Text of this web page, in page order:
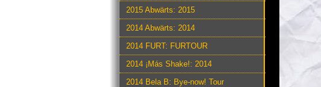
2015 Abwärts: 2015
2014 Abwärts: 2014
2014 FURT: FURTOUR
2014 ¡Más Shake!: 2014
2014 Bela B: Bye-now! Tour